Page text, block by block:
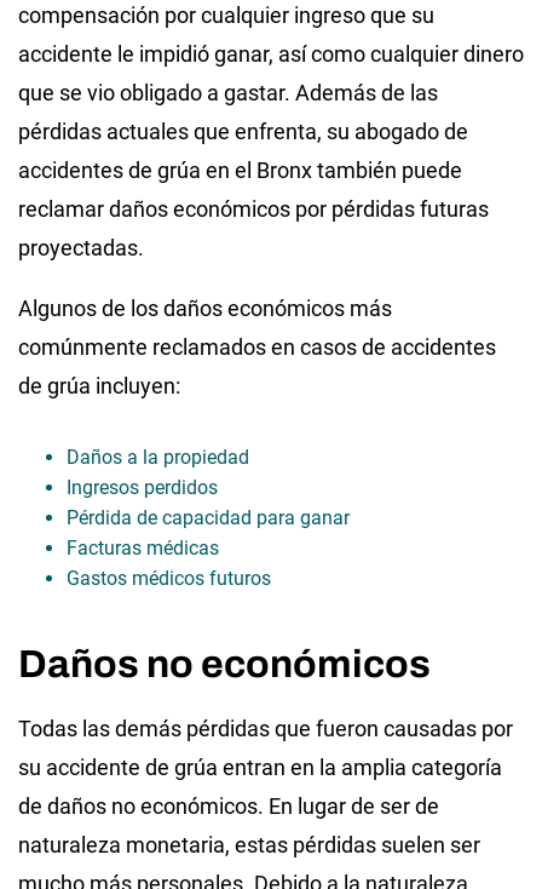
compensación por cualquier ingreso que su
accidente le impidió ganar, así como cualquier dinero
que se vio obligado a gastar. Además de las
pérdidas actuales que enfrenta, su abogado de
accidentes de grúa en el Bronx también puede
reclamar daños económicos por pérdidas futuras
proyectadas.
Algunos de los daños económicos más
comúnmente reclamados en casos de accidentes
de grúa incluyen:
Daños a la propiedad
Ingresos perdidos
Pérdida de capacidad para ganar
Facturas médicas
Gastos médicos futuros
Daños no económicos
Todas las demás pérdidas que fueron causadas por
su accidente de grúa entran en la amplia categoría
de daños no económicos. En lugar de ser de
naturaleza monetaria, estas pérdidas suelen ser
mucho más personales. Debido a la naturaleza